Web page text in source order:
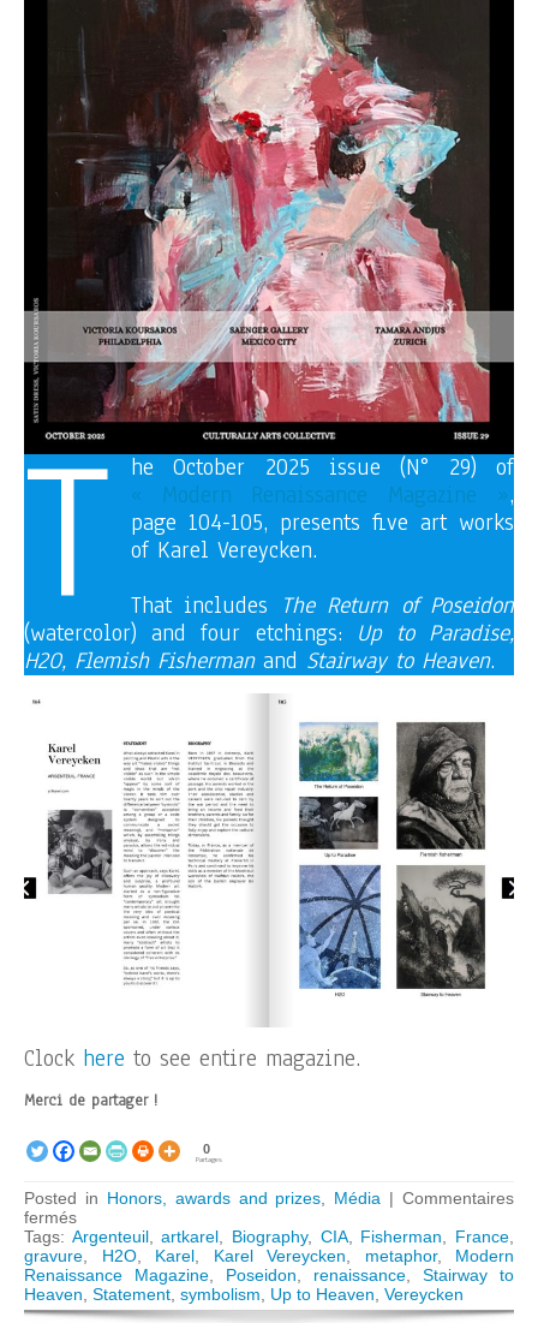
T
he October 2025 issue (N° 29) of
« Modern Renaissance Magazine »,
page 104-105, presents five art works
of Karel Vereycken.
That includes The Return of Poseidon
(watercolor) and four etchings: Up to Paradise,
H2O, Flemish Fishermanand Stairway to Heaven.
Clock here to see entire magazine.
Merci de partager !
0
Partages
Posted in Honors, awards and prizes Média | Commentaires
ferméssur
Karel
Vereycken’s
Art
Work
presented
Tags: Argenteuil,artkarel Biography, CIA, Fisherman France
gravure
H2O, Karel Karel Vereycken metaphor, Modern
Renaissance Magazine
Poseidon renaissance
Stairway to
Heaven Statement symbolism Up to Heaven Vereycken